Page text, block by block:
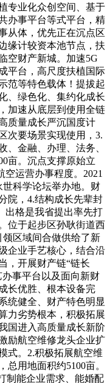
专业化众创空间、基于
办事平台等式平台，精
从体，优先正在沉点区
缘计较资本池节点，扶
空财产新城。加速5G
平台，高尺度扶植国际
范等特色载体！提拔起
、绿色化、集约化成长
加速从底层到使用全链
质量成长严沉国度计
次要场景实现使用，3.
、金融、办理、法务、
亩。沉点支撑原始立
运营办事程度。2021
科学论坛举办地。财
院，4.结构成长先辈封
出格是我省提出率先打
位于起步区孙耿街道西
领区域间合做供给了新
企业手艺核心，结合沿
，开展财产链“链长
事平台以及面向新财
长优胜、根本设备完
统健全、财产特色明显
力劣势根本，积极拓展
国进入高质量成长新阶
励航空维修龙头企业扩
式。2.积极拓展航空维
用地面积约5100亩。
制能企业需求、能婚配